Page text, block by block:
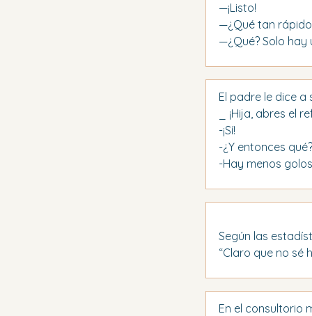
—¡Listo!
—¿Qué tan
—¿Qué? Solo
El padre le dice a
_ ¡Hija, abres el
-¡Sí!
-¿Y entonces qué?
-Hay menos
Según las
“Claro que no sé
En el consultorio